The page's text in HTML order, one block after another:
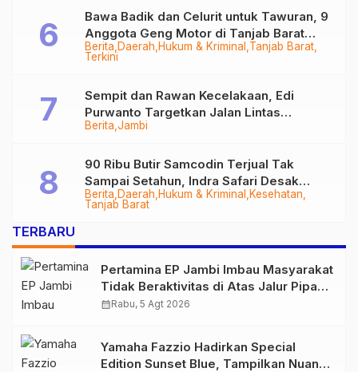
Berita Daerah Hukum & Kriminal Tanjab Barat
Terkini
Bawa Badik dan Celurit untuk Tawuran, 9
Anggota Geng Motor di Tanjab Barat
Diringkus
Berita Jambi
Sempit dan Rawan Kecelakaan, Edi
Purwanto Targetkan Jalan Lintas
Tungkal-Jambi Mulus di 2028
Berita Daerah Hukum & Kriminal
Kesehatan
Tanjab Barat
90 Ribu Butir Samcodin Terjual Tak
Sampai Setahun, Indra Safari Desak
Audit Menyeluruh
TERBARU
Pertamina EP Jambi Imbau Masyarakat
Tidak Beraktivitas di Atas Jalur Pipa
Migas Demi Keselamatan Bersama
calendar_monthRabu, 5 Agt 2026
Yamaha Fazzio Hadirkan Special
Edition Sunset Blue, Tampilkan Nuansa